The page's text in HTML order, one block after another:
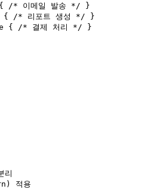
* 이메일 발송 */ }
/* 리포트 생성 */ }
{ /* 결제 처리 */ }
리
적용